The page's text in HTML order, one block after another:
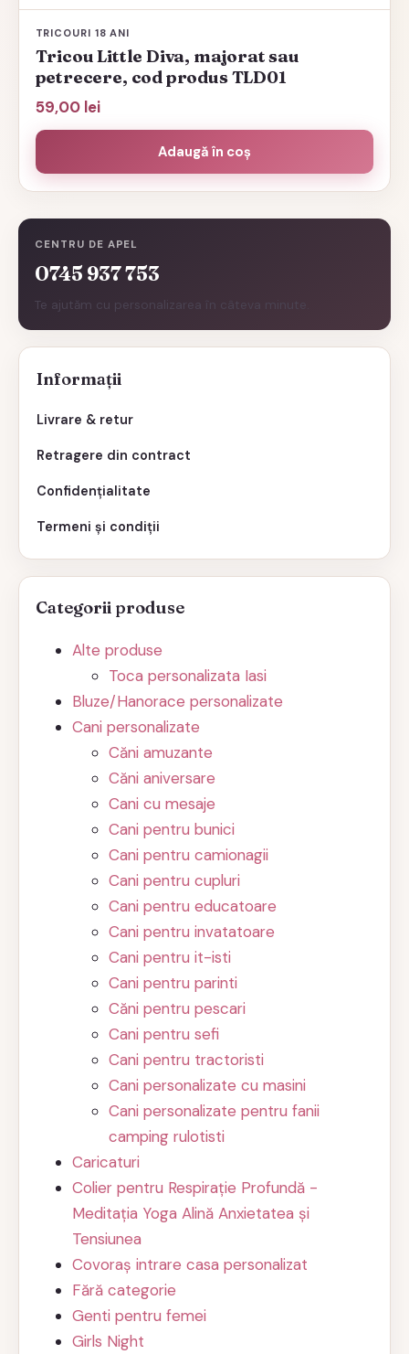
CENTRU DE APEL
0745 937 753
Te ajutăm cu personalizarea în câteva minute.
Informații
Livrare & retur
Retragere din contract
Confidențialitate
Termeni și condiții
Categorii produse
Alte produse
Toca personalizata Iasi
Bluze/Hanorace personalizate
Cani personalizate
Căni amuzante
Căni aniversare
Cani cu mesaje
Cani pentru bunici
Cani pentru camionagii
Cani pentru cupluri
Cani pentru educatoare
Cani pentru invatatoare
Cani pentru it-isti
Cani pentru parinti
Căni pentru pescari
Cani pentru sefi
Cani pentru tractoristi
Cani personalizate cu masini
Cani personalizate pentru fanii
camping rulotisti
Caricaturi
Colier pentru Respirație Profundă -
Meditația Yoga Alină Anxietatea și
Tensiunea
Covoraș intrare casa personalizat
Fără categorie
Genti pentru femei
Girls Night
TRICOURI 18 ANI
Tricou Little Diva, majorat sau
petrecere, cod produs TLD01
59,00 lei
Adaugă în coș